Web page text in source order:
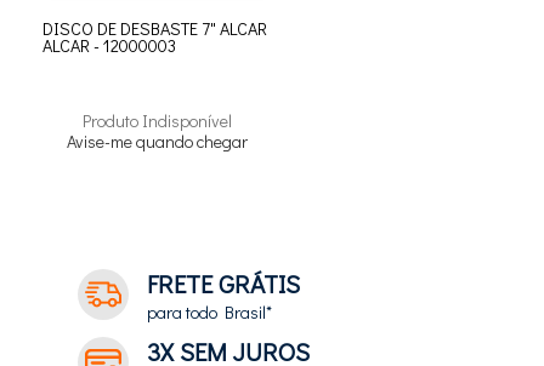
DISCO DE DESBASTE 7" ALCAR
ALCAR - 12000003
Produto Indisponível
Avise-me quando chegar
FRETE GRÁTIS
para todo Brasil*
3X SEM JUROS